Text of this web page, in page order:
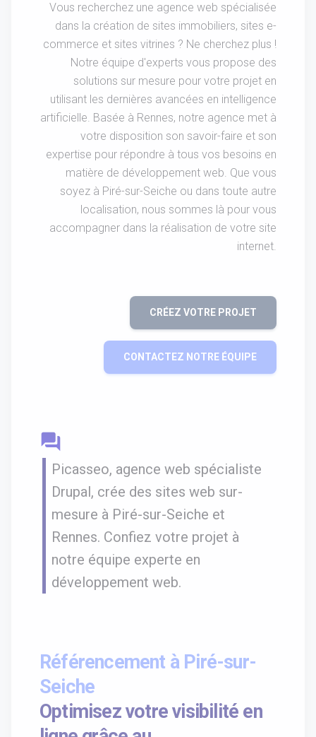
Vous recherchez une agence web spécialisée
dans la création de sites immobiliers, sites e-
commerce et sites vitrines ? Ne cherchez plus !
Notre équipe d'experts vous propose des
solutions sur mesure pour votre projet en
utilisant les dernières avancées en intelligence
artificielle. Basée à Rennes, notre agence met à
votre disposition son savoir-faire et son
expertise pour répondre à tous vos besoins en
matière de développement web. Que vous
soyez à Piré-sur-Seiche ou dans toute autre
localisation, nous sommes là pour vous
accompagner dans la réalisation de votre site
internet.
CRÉEZ VOTRE PROJET
CONTACTEZ NOTRE ÉQUIPE
question_answer
Picasseo, agence web spécialiste
Drupal, crée des sites web sur-
mesure à Piré-sur-Seiche et
Rennes. Confiez votre projet à
notre équipe experte en
développement web.
Référencement à Piré-sur-
Seiche
Optimisez votre visibilité en